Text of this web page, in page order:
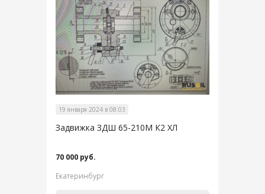
19 января 2024 в 08:03
Задвижка ЗДШ 65-210М К2 ХЛ
70 000 руб.
Екатеринбург